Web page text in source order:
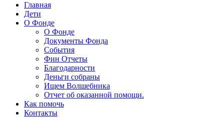
Главная
Дети
О Фонде
О Фонде
Документы Фонда
События
Фин Отчеты
Благодарности
Деньги собраны
Ищем Волшебника
Отчет об оказанной помощи.
Как помочь
Контакты